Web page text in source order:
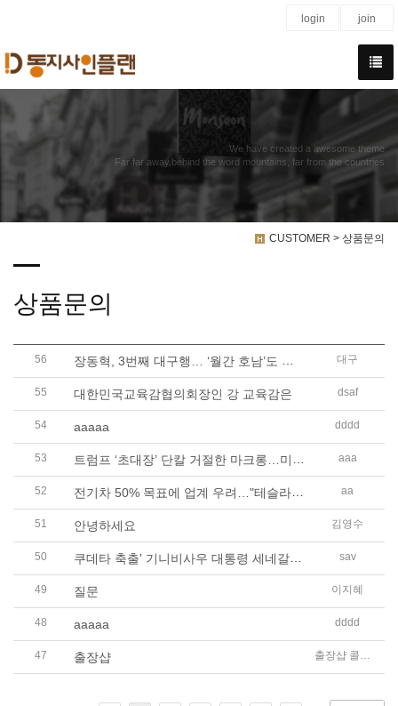
login join
We have created a awesome theme
Far far away,behind the word mountains, far from the countries
CUSTOMER > 상품문의
상품문의
56 장동혁, 3번째 대구행… ‘월간 호남’도 재개 대구
55 대한민국교육감협의회장인 강 교육감은 dsaf
54 aaaaa dddd
53 트럼프 ‘초대장’ 단칼 거절한 마크롱…미국 “그럼 와인 200% 관세” aaa
52 전기차 50% 목표에 업계 우려…"테슬라·BYD만 키운다" aa
51 안녕하세요 김영수
50 쿠데타 축출' 기니비사우 대통령 세네갈서 콩고로 이동 sav
49 질문 이지혜
48 aaaaa dddd
47 출장샵 출장샵 콜걸 출장 콜걸샵